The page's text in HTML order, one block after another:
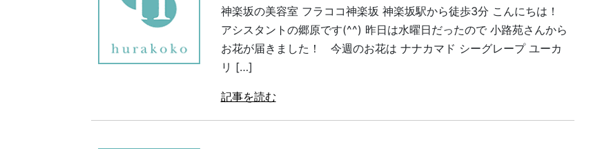
神楽坂の美容室 フラココ神楽坂 神楽坂駅から徒歩3分 こんにちは！
アシスタントの郷原です(^^) 昨日は水曜日だったので 小路苑さんから
お花が届きました！ 今週のお花は ナナカマド シーグレープ ユーカ
リ […]
記事を読む